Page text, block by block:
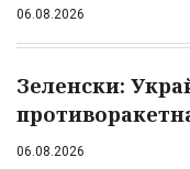
06.08.2026
Зеленски:
06.08.2026